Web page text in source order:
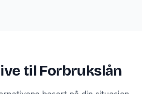
til Forbrukslån